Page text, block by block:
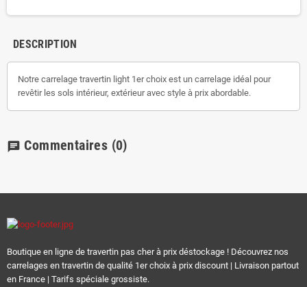
DESCRIPTION
Notre carrelage travertin light 1er choix est un carrelage idéal pour
revêtir les sols intérieur, extérieur avec style à prix abordable.
chat Commentaires (0)
Boutique en ligne de travertin pas cher à prix déstockage ! Découvrez nos
carrelages en travertin de qualité 1er choix à prix discount | Livraison partout
en France | Tarifs spéciale grossiste.